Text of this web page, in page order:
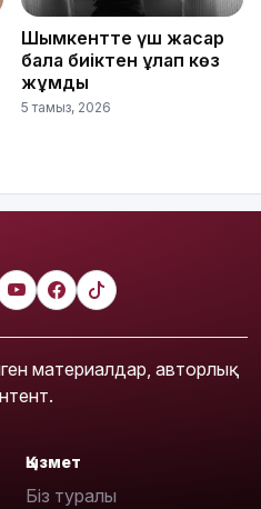
Шымкентте үш жасар
бала биіктен құлап көз
жұмды
5 тамыз, 2026
материалдар, авторлық
Қызмет
Біз туралы